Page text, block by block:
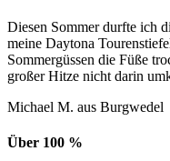
Diesen Sommer durfte ich
meine Daytona
Sommergüssen die Füße
großer Hitze nicht darin
Michael M. aus Burgwedel
Über 100 %